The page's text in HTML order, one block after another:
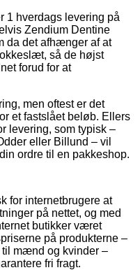
1 hverdags levering på
Zendium Dentine
da det afhænger af at
så de højst
forud for at
men oftest er det
et fastslået beløb. Ellers
levering, som typisk –
eller Billund – vil
ordre til en pakkeshop.
for internetbrugere at
på nettet, og med
butikker været
på produkterne –
mænd og kvinder –
fri fragt.